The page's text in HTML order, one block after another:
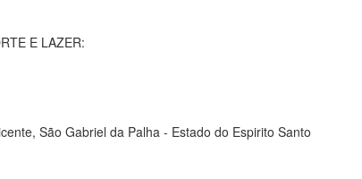
E LAZER:
São Gabriel da Palha - Estado do Espirito Santo